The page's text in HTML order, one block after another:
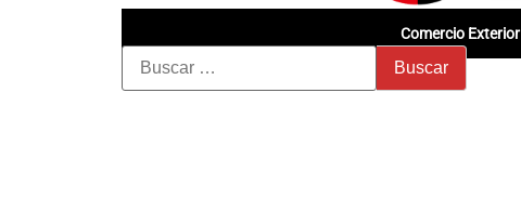
Comercio Exterior